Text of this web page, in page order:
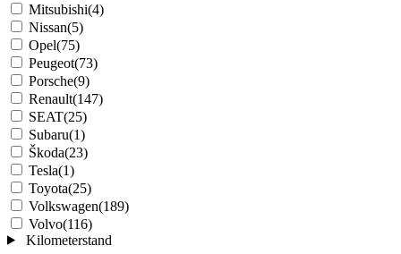
Mitsubishi(4)
Nissan(5)
Opel(75)
Peugeot(73)
Porsche(9)
Renault(147)
SEAT(25)
Subaru(1)
Škoda(23)
Tesla(1)
Toyota(25)
Volkswagen(189)
Volvo(116)
Kilometerstand